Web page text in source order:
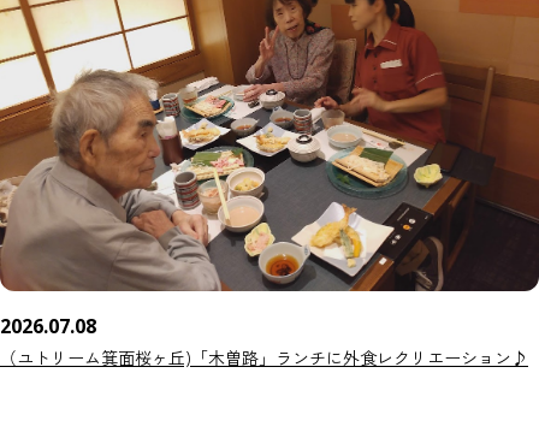
2026.07.08
（ユトリーム箕面桜ヶ丘)「木曽路」ランチに外食レクリエーション♪